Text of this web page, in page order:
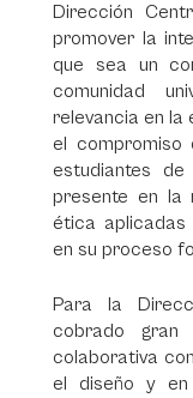
Dirección
promover la
que sea un
comunidad
relevancia en la
el compromiso
estudiantes
presente en la
ética aplicadas
en su proceso
Para la
cobrado gran
colaborativa
el diseño y